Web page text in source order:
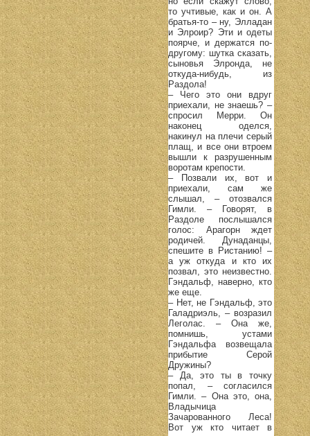
то учтивые, как и он. А
братья-то – ну, Элладан
и Элроир? Эти и одеты
поярче, и держатся по-
другому: шутка сказать,
сыновья Элронда, не
откуда-нибудь, из
Раздола!
– Чего это они вдруг
приехали, не знаешь? –
спросил Мерри. Он
наконец оделся,
накинул на плечи серый
плащ, и все они втроем
вышли к разрушенным
воротам крепости.
– Позвали их, вот и
приехали, сам же
слышал, – отозвался
Гимли. – Говорят, в
Раздоле послышался
голос: Арагорн ждет
родичей. Дунаданцы,
спешите в Ристанию! –
а уж откуда и кто их
позвал, это неизвестно.
Гэндальф, наверно, кто
же еще.
– Нет, не Гэндальф, это
Галадриэль, – возразил
Леголас. – Она же,
помнишь, устами
Гэндальфа возвещала
прибытие Серой
Дружины?
– Да, это ты в точку
попал, – согласился
Гимли. – Она это, она,
Владычица
Зачарованного Леса!
Вот уж кто читает в